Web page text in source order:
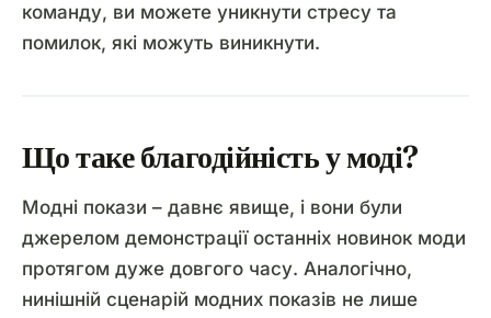
команду, ви можете уникнути стресу та
помилок, які можуть виникнути.
Що таке благодійність у моді?
Модні покази – давнє явище, і вони були
джерелом демонстрації останніх новинок моди
протягом дуже довгого часу. Аналогічно,
нинішній сценарій модних показів не лише